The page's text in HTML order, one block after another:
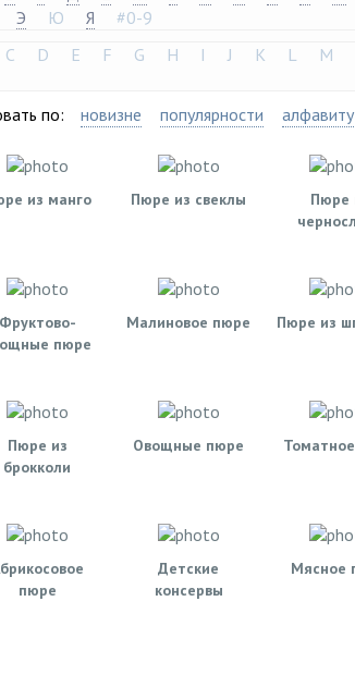
Э Ю Я
#0-9
C D E F G H I J K L M
по:
новизне популярности алфавиту
из манго Пюре из свеклы
Пюре
Фруктово-
пюре
Малиновое пюре Пюре из
Пюре из
брокколи
Овощные пюре
пюре
Детские
консервы
Мясное